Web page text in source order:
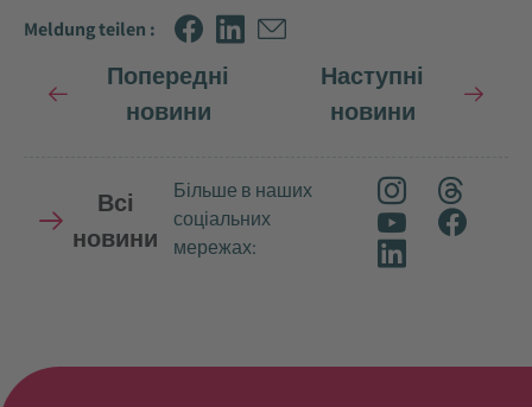
Meldung teilen :
Попередні
новини
Наступні
новини
Всі
новини
Більше в наших
соціальних
мережах: